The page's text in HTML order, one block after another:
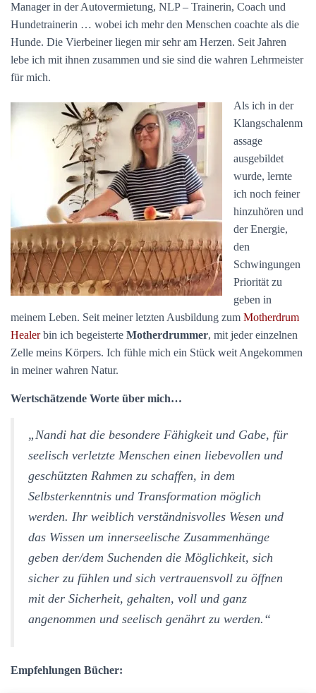
Manager in der Autovermietung, NLP – Trainerin, Coach und
Hundetrainerin … wobei ich mehr den Menschen coachte als die
Hunde. Die Vierbeiner liegen mir sehr am Herzen. Seit Jahren
lebe ich mit ihnen zusammen und sie sind die wahren Lehrmeister
für mich.
Als ich in der
Klangschalenm
assage
ausgebildet
wurde, lernte
ich noch feiner
hinzuhören und
der Energie,
den
Schwingungen
Priorität zu
geben in
meinem Leben. Seit meiner letzten Ausbildung zum Motherdrum
Healerbin ich begeisterte Motherdrummer, mit jeder einzelnen
Zelle meins Körpers. Ich fühle mich ein Stück weit Angekommen
in meiner wahren Natur.
Wertschätzende Worte über mich…
„Nandi hat die besondere Fähigkeit und Gabe, für
seelisch verletzte Menschen einen liebevollen und
geschützten Rahmen zu schaffen, in dem
Selbsterkenntnis und Transformation möglich
werden. Ihr weiblich verständnisvolles Wesen und
das Wissen um innerseelische Zusammenhänge
geben der/dem Suchenden die Möglichkeit, sich
sicher zu fühlen und sich vertrauensvoll zu öffnen
mit der Sicherheit, gehalten, voll und ganz
angenommen und seelisch genährt zu werden.“
Empfehlungen Bücher: